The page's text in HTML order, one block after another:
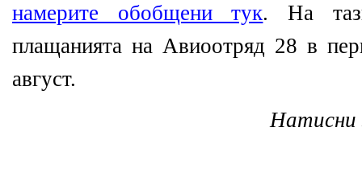
намерите обобщени тук. На
плащанията на Авиоотряд 28 в
август.
Натисни